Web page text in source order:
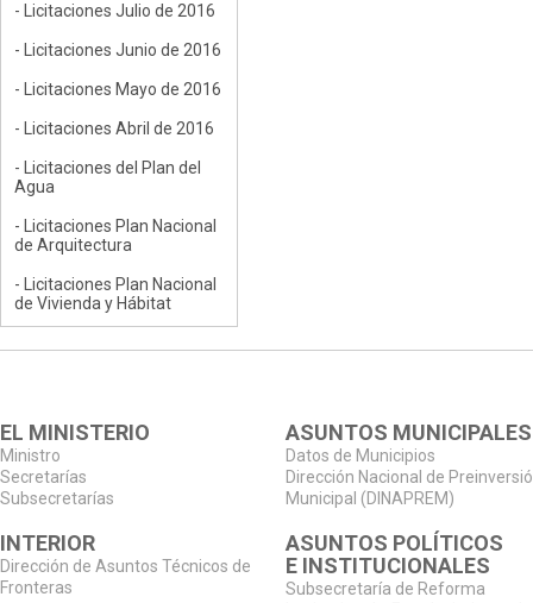
- Licitaciones Julio de 2016
- Licitaciones Junio de 2016
- Licitaciones Mayo de 2016
- Licitaciones Abril de 2016
- Licitaciones del Plan del
Agua
- Licitaciones Plan Nacional
de Arquitectura
- Licitaciones Plan Nacional
de Vivienda y Hábitat
EL MINISTERIO
Ministro
Secretarías
Subsecretarías
INTERIOR
Dirección de Asuntos Técnicos de
Fronteras
ASUNTOS MUNICIPALES
Datos de Municipios
Dirección Nacional de
Municipal (DINAPREM)
ASUNTOS POLÍTICOS
E INSTITUCIONALES
Subsecretaría de Reforma